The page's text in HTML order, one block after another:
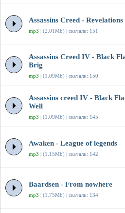
Assassins Creed -
mp3 | (2.01Mb) | скачали: 151
Assassins Creed IV - Black
Brig
mp3 | (1.09Mb) | скачали: 150
Assassins creed IV - Black
Well
mp3 | (1.09Mb) | скачали: 145
Awaken - League of legends
mp3 | (1.15Mb) | скачали: 142
Baardsen - From nowhere
mp3 | (1.75Mb) | скачали: 134